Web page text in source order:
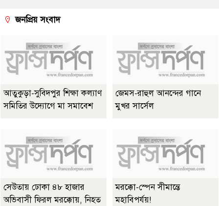
জনপ্রিয় সংবাদ
আতুকুড়া-সুবিদপুর শিক্ষা কল্যাণ
সমিতির উদ্যোগে মা সমাবেশ
জেমস-রাহুল আনন্দের গানে
মুখর সার্সেল
সেউতায় ঢোকা ৪৮ হাজার
অভিবাসী ফিরল মরক্কোয়, নিহত
মরক্কো-স্পেন সীমান্তে
মহাবিপর্যয়!